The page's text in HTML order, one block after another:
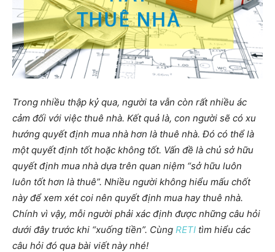
Trong nhiều thập kỷ qua, người ta vẫn còn rất nhiều ác
cảm đối với việc thuê nhà. Kết quả là, con người sẽ có xu
hướng quyết định mua nhà hơn là thuê nhà. Đó có thể là
một quyết định tốt hoặc không tốt. Vấn đề là chủ sở hữu
quyết định mua nhà dựa trên quan niệm “sở hữu luôn
luôn tốt hơn là thuê”. Nhiều người không hiểu mấu chốt
này để xem xét coi nên quyết định mua hay thuê nhà.
Chính vì vậy, mỗi người phải xác định được những câu hỏi
dưới đây trước khi “xuống tiền”. Cùng RETI tìm hiểu các
câu hỏi đó qua bài viết này nhé!